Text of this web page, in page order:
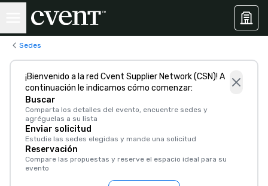
Sedes
¡Bienvenido a la red Cvent Supplier Network (CSN)! A
continuación le indicamos cómo comenzar:
Buscar
Comparta los detalles del evento, encuentre sedes y
agréguelas a su lista
Enviar solicitud
Estudie las sedes elegidas y mande una solicitud
Reservación
Compare las propuestas y reserve el espacio ideal para su
evento